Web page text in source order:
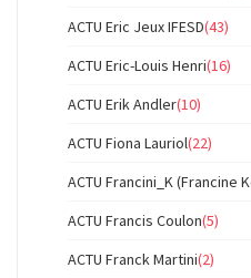
ACTU Eric Jeux IFESD(43)
ACTU Eric-Louis Henri(16)
ACTU Erik Andler(10)
ACTU Fiona Lauriol(22)
ACTU Francini_K (Francine
ACTU Francis Coulon(5)
ACTU Franck Martini(2)